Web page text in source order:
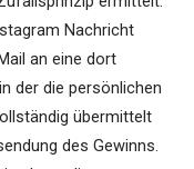
Nachricht
an eine dort
der die persönlichen
übermittelt
des Gewinns.